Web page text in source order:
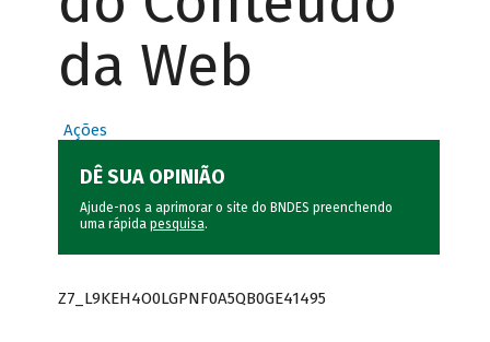
da Web
Ações
DÊ SUA OPINIÃO
Ajude-nos a aprimorar o site do BNDES preenchendo
uma rápida pesquisa.
Z7_L9KEH4O0LGPNF0A5QB0GE41495